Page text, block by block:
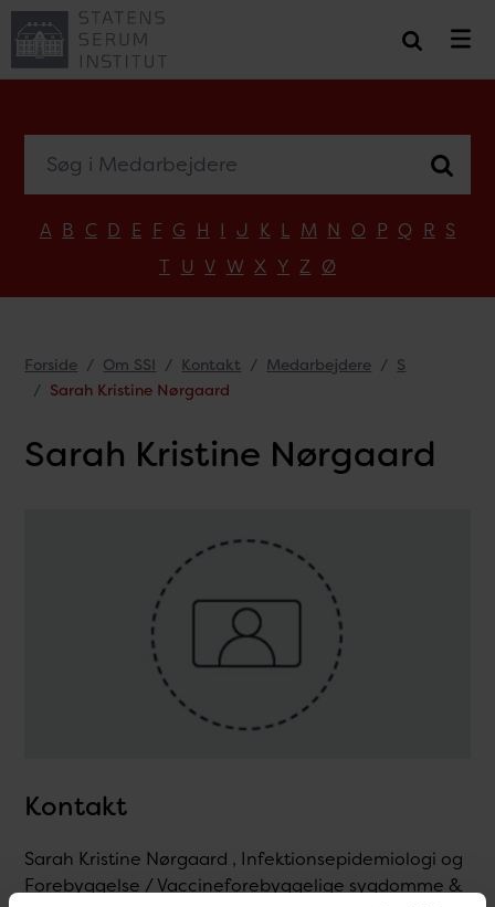
A B C D E F G H I J K L M N O P Q R S
T U V W X Y Z Ø
Forside Om SSI Kontakt Medarbejdere
S
Sarah Kristine Nørgaard
Sarah Kristine Nørgaard
Kontakt
Sarah Kristine Nørgaard , Infektionsepidemiologi og
Forebyggelse / Vaccineforebyggelige sygdomme &